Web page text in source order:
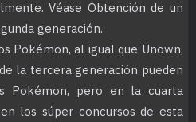
Véase Obtención de un
generación.
Pokémon, al igual que Unown,
la tercera generación pueden
Pokémon, pero en la cuarta
los súper concursos de esta